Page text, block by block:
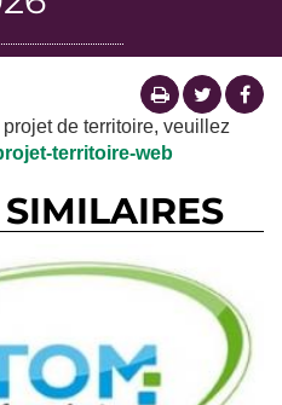
de territoire, veuillez
territoire-web